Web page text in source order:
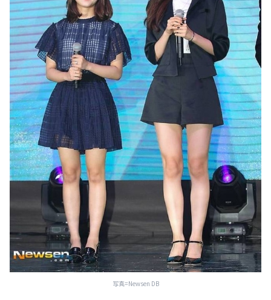
写真=Newsen DB